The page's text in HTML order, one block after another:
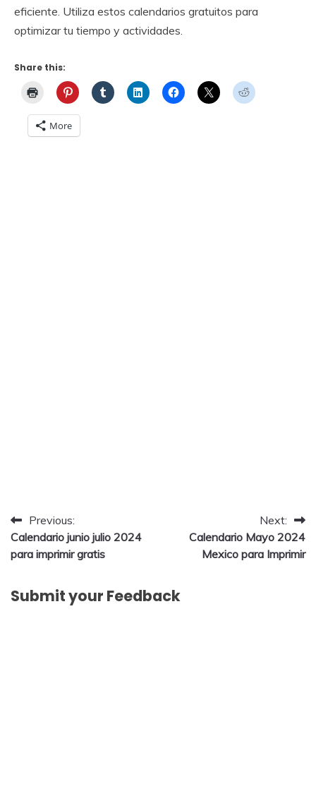
eficiente. Utiliza estos calendarios gratuitos para
optimizar tu tiempo y actividades.
Share this:
More
Post
navigation
Previous:
Calendario junio julio 2024
para imprimir gratis
Next:
Calendario Mayo 2024
Mexico para Imprimir
Submit your Feedback